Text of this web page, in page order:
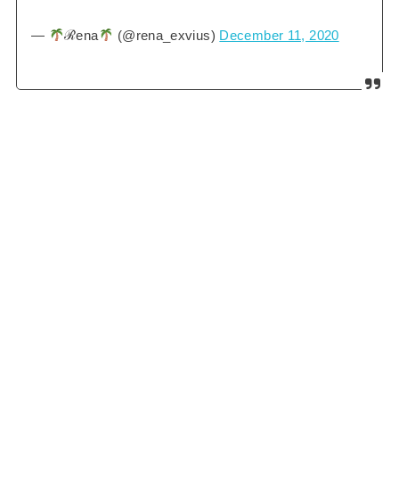
— ℛena (@rena_exvius) December 11, 2020